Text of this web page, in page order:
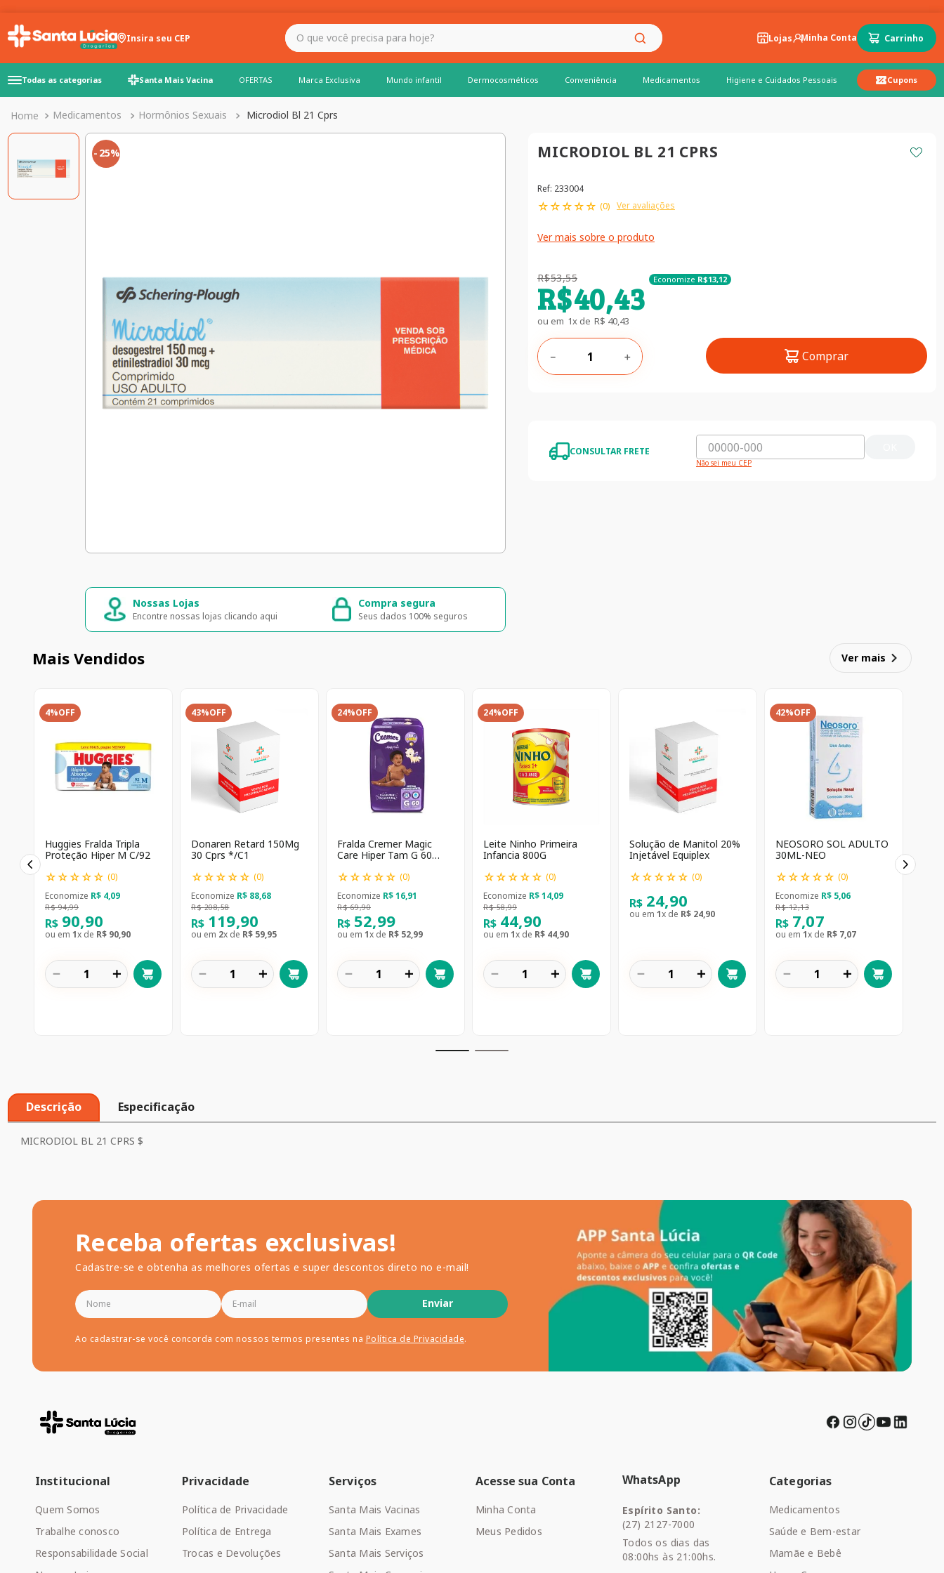
Insira seu CEP
O que você precisa para hoje?
Lojas
Todas as categorias Santa Mais Vacina OFERTAS Marca Exclusiva Mundo infantil Dermocosméticos Conveniência Medicamentos Higiene e Cuidados Pessoais Cupons
Medicamentos Hormônios Sexuais Microdiol Bl 21 Cprs
25%
Nossas Lojas
Encontre nossas lojas clicando aqui
Compra segura
Seus dados 100% seguros
MICRODIOL BL 21 CPRS
Ref: 233004
☆☆☆☆☆ (0) Ver avaliações
Ver mais sobre o produto
R$53,55 Economize R$13,12
R$40,43
ou em 1x de R$ 40,43
＋
－ Comprar
CONSULTAR FRETE
Não sei meu CEP
Mais Vendidos Ver mais
4%OFF
Huggies Fralda Tripla
Proteção Hiper M C/92
☆☆☆☆☆ (0)
Economize R$ 4,09
R$ 94,99
R$ 90,90
ou em 1x de R$ 90,90
＋
－
43%OFF
Donaren Retard 150Mg
30 Cprs */C1
☆☆☆☆☆ (0)
Economize R$ 88,68
R$ 208,58
R$ 119,90
ou em 2x de R$ 59,95
＋
－
24%OFF
Fralda Cremer Magic
Care Hiper Tam G 60
☆☆☆☆☆ (0)
Economize R$16,91
R$ 69,90
R$ 52,99
ou em 1x de R$ 52,99
＋
－
24%OFF
Leite Ninho Primeira
Infancia 800G
☆☆☆☆☆ (0)
Economize R$14,09
R$ 58,99
R$ 44,90
ou em 1x de R$ 44,90
＋
－
Solução de Manitol 20%
Injetável Equiplex
☆☆☆☆☆ (0)
R$ 24,90
ou em 1x de R$ 24,90
＋
－
42%OFF
NEOSORO SOL ADULTO
30ML-NEO
☆☆☆☆☆ (0)
Economize R$ 5,06
R$ 12,13
R$ 7,07
ou em 1x de R$ 7,07
＋
－
Descrição Especificação
MICRODIOL BL 21 CPRS $
Receba ofertas exclusivas!
Cadastre-se e obtenha as melhores ofertas e super descontos direto no e-mail!
Enviar
Ao cadastrar-se você concorda com nossos termos presentes na Política de Privacidade.
Institucional
Quem Somos
Trabalhe conosco
Responsabilidade Social
Privacidade
Política de Privacidade
Política de Entrega
Trocas e Devoluções
Serviços
Santa Mais Vacinas
Santa Mais Exames
Santa Mais Serviços
Acesse sua Conta
Minha Conta
Meus Pedidos
WhatsApp
Espírito Santo:
(27) 2127-7000
Todos os dias das
08:00hs às 21:00hs.
Categorias
Medicamentos
Saúde e Bem-estar
Mamãe e Bebê